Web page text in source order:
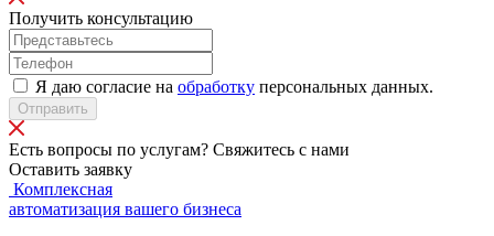
Получить консультацию
Я даю согласие на обработку персональных данных.
Отправить
Есть вопросы по услугам? Свяжитесь с нами
Оставить заявку
Комплексная
автоматизация вашего бизнеса